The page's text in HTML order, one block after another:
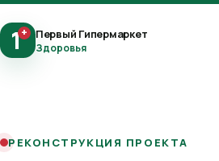
1+ Первый Гипермаркет
Здоровья
РЕКОНСТРУКЦИЯ ПРОЕКТА